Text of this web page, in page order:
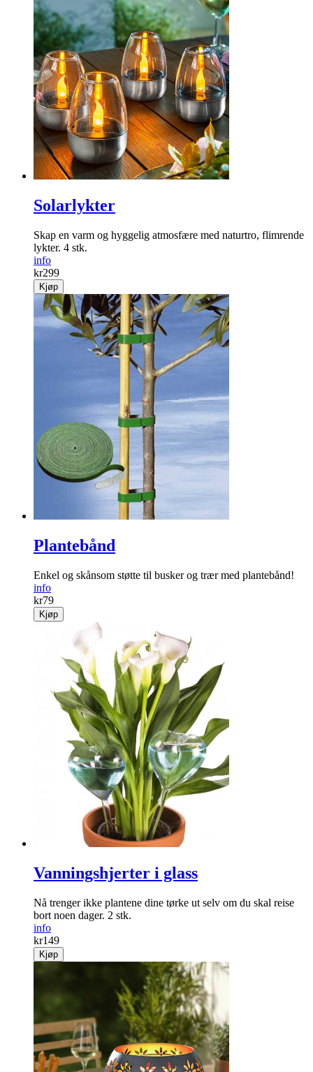
Solarlykter
Skap en varm og ­hyggelig ­atmosfære med naturtro, flimrende
lykter. 4 stk.
info
kr299
Kjøp
Plantebånd
Enkel og skånsom støtte til busker og trær med plantebånd!
info
kr79
Kjøp
Vanningshjerter i glass
Nå trenger ikke plantene dine tørke ut selv om du skal reise
bort noen dager. 2 stk.
info
kr149
Kjøp